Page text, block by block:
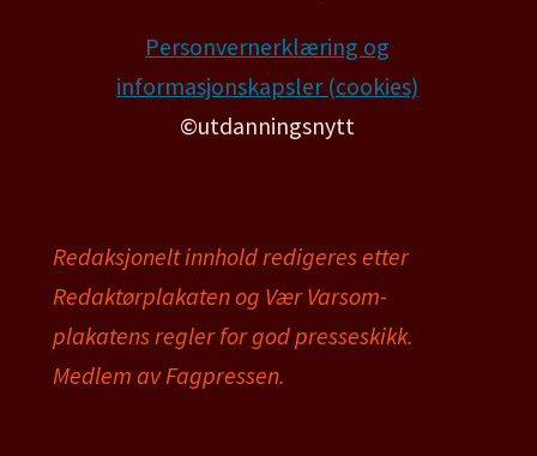
Personvernerklæring og
informasjonskapsler (cookies)
©utdanningsnytt
Redaksjonelt innhold redigeres etter
Redaktørplakaten og Vær Varsom-
plakatens regler for god presseskikk.
Medlem av Fagpressen.